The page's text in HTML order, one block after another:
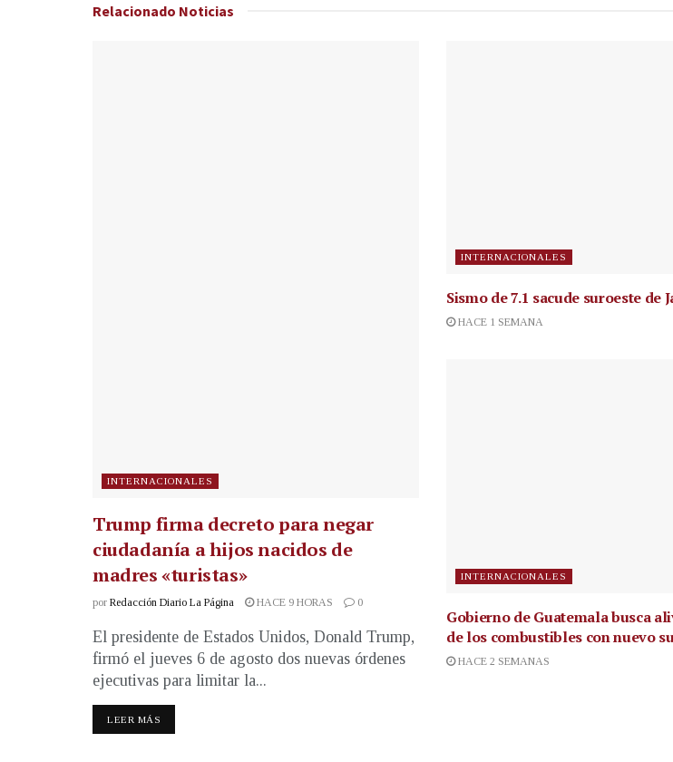
Relacionado Noticias
INTERNACIONALES
Trump firma decreto para negar
ciudadanía a hijos nacidos de
madres «turistas»
por Redacción Diario La Página HACE 9 HORAS 0
El presidente de Estados Unidos, Donald Trump,
firmó el jueves 6 de agosto dos nuevas órdenes
ejecutivas para limitar la...
LEER MÁS
INTERNACIONALES
Sismo de 7.1 sacude suroeste de
HACE 1 SEMANA
INTERNACIONALES
Gobierno de Guatemala busca
de los combustibles con nuevo
HACE 2 SEMANAS